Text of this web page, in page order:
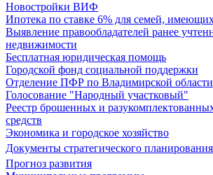
Новостройки ВИФ
Ипотека по ставке 6% для семей,
Выявление правообладателей ранее
недвижимости
Бесплатная юридическая помощь
Городской фонд социальной поддержки
Отделение ПФР по Владимирской области
Голосование "Народный участковый"
Реестр брошенных и
средств
Экономика и городское хозяйство
Документы стратегического планирования
Прогноз развития